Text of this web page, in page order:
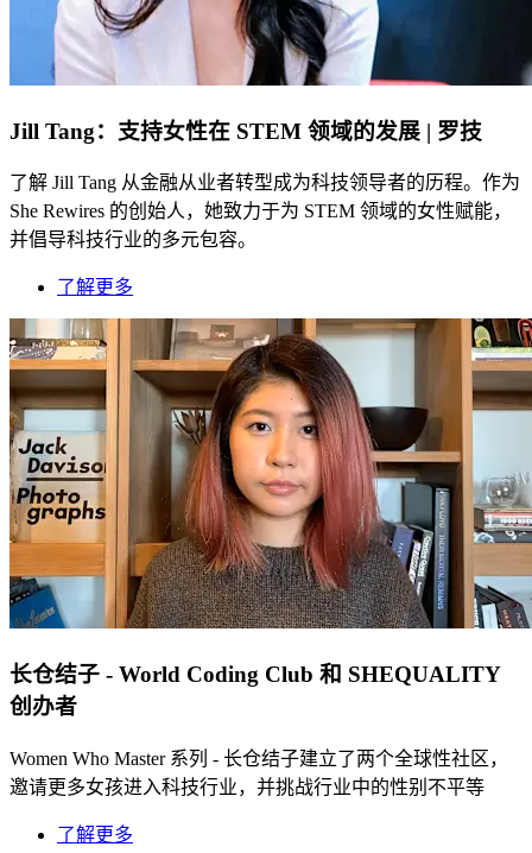
Jill Tang：支持女性在 STEM 领域的发展 | 罗技
了解 Jill Tang 从金融从业者转型成为科技领导者的历程。作为
She Rewires 的创始人，她致力于为 STEM 领域的女性赋能，
并倡导科技行业的多元包容。
了解更多
长仓结子 - World Coding Club 和 SHEQUALITY
创办者
Women Who Master 系列 - 长仓结子建立了两个全球性社区，
邀请更多女孩进入科技行业，并挑战行业中的性别不平等
了解更多